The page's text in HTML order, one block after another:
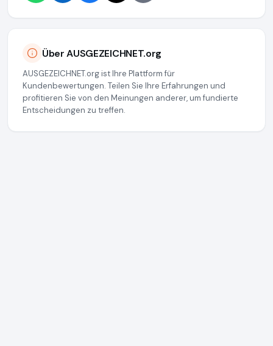
Über AUSGEZEICHNET.org
AUSGEZEICHNET.org ist Ihre Plattform für
Kundenbewertungen. Teilen Sie Ihre Erfahrungen und
profitieren Sie von den Meinungen anderer, um fundierte
Entscheidungen zu treffen.